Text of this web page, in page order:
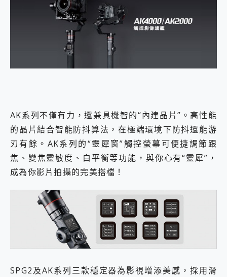
AK系列不僅有力，還兼具機智的“內建晶片”。高性能
的晶片結合智能防抖算法，在極端環境下防抖還能游
刃有餘。AK系列的“靈犀窗”觸控螢幕可便捷調節跟
焦、變焦靈敏度、白平衡等功能，與你心有“靈犀”，
成為你影片拍攝的完美搭檔！
SPG2及AK系列三款穩定器為影視增添美感，採用滑